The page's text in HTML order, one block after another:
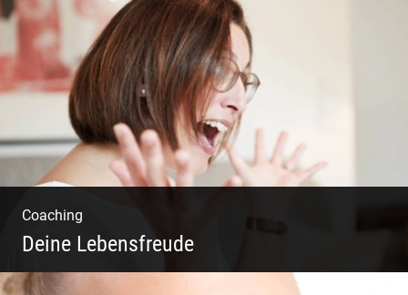
Business Coaching – Berufliche Freude
ermöglichen
Coaching
Deine Lebensfreude